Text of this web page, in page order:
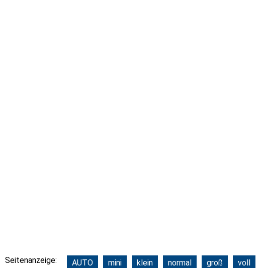
Seitenanzeige: AUTO mini klein normal groß voll